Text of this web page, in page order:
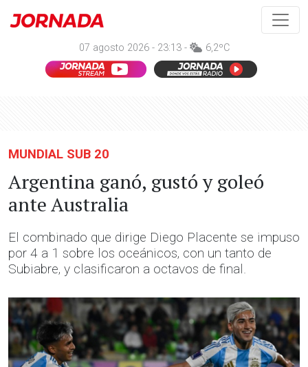
07 agosto 2026 - 23:13 - 6,2ºC
MUNDIAL SUB 20
Argentina ganó, gustó y goleó
ante Australia
El combinado que dirige Diego Placente se impuso
por 4 a 1 sobre los oceánicos, con un tanto de
Subiabre, y clasificaron a octavos de final.